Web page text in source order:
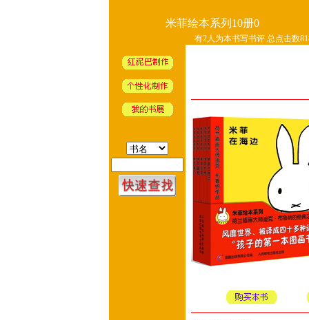
米菲绘本系列10册0
有2人为本书写书评 总点击数